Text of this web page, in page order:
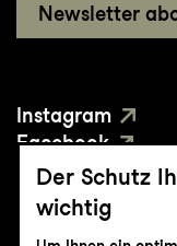
Newsletter
Instagram
Facebook
YouTube
Der Schutz
wichtig